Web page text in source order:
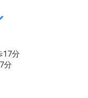
17分
分